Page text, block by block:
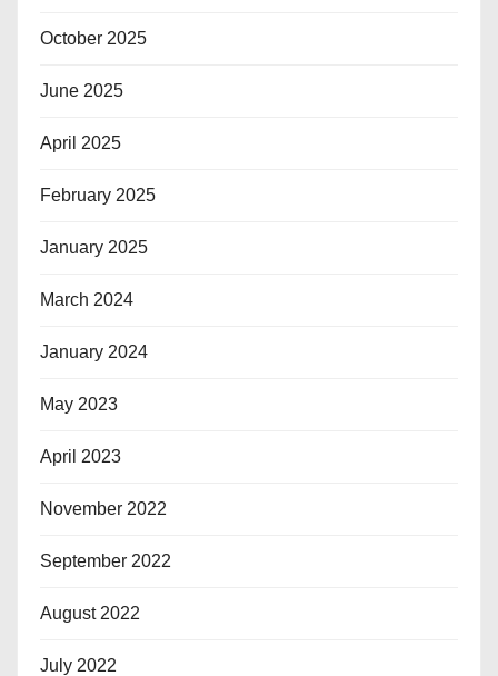
October 2025
June 2025
April 2025
February 2025
January 2025
March 2024
January 2024
May 2023
April 2023
November 2022
September 2022
August 2022
July 2022